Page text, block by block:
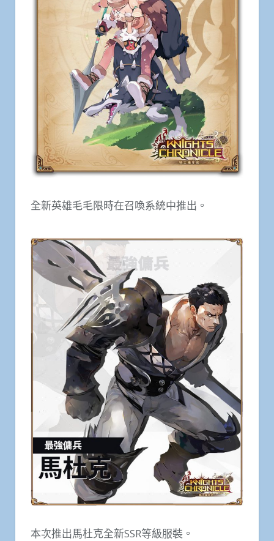
全新英雄毛毛限時在召喚系統中推出。
本次推出馬杜克全新SSR等級服裝。